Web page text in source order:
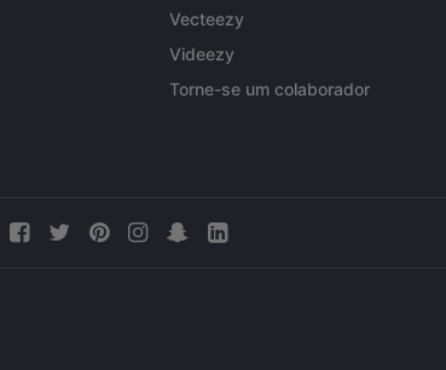
Vecteezy
Videezy
Torne-se um colaborador